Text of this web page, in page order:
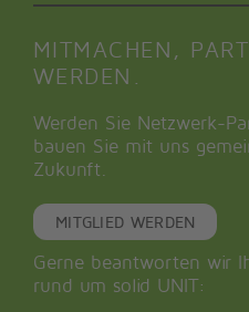
MITMACHEN,
WERDEN.
Werden Sie Netzwerk-
bauen Sie mit uns
Zukunft.
MITGLIED WERDEN
Gerne beantworten wir
rund um solid UNIT: